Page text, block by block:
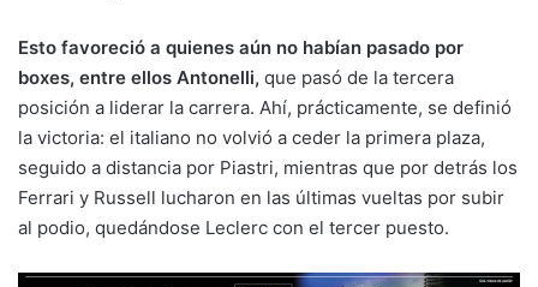
Esto favoreció a quienes aún no habían pasado por
boxes, entre ellos Antonelli, que pasó de la tercera
posición a liderar la carrera. Ahí, prácticamente, se definió
la victoria: el italiano no volvió a ceder la primera plaza,
seguido a distancia por Piastri, mientras que por detrás los
Ferrari y Russell lucharon en las últimas vueltas por subir
al podio, quedándose Leclerc con el tercer puesto.